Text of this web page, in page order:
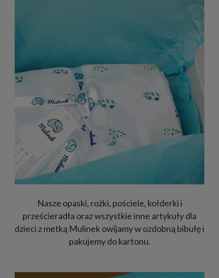
Nasze opaski, rożki, pościele, kołderki i
prześcieradła oraz wszystkie inne artykuły dla
dzieci z metką Mulinek owijamy w ozdobną bibułę i
pakujemy do kartonu.